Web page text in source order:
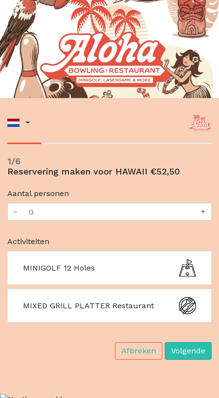
1/6
Reservering maken voor HAWAII €52,50
Aantal personen
-
+
Activiteiten
MINIGOLF 12 Holes
MIXED GRILL PLATTER Restaurant
Afbreken Volgende